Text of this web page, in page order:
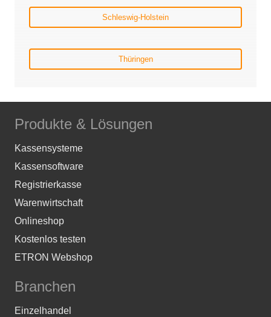
Schleswig-Holstein
Thüringen
Produkte & Lösungen
Kassensysteme
Kassensoftware
Registrierkasse
Warenwirtschaft
Onlineshop
Kostenlos testen
ETRON Webshop
Branchen
Einzelhandel